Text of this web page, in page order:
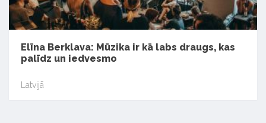
Elīna Berklava: Mūzika ir kā labs draugs, kas
palīdz un iedvesmo
Latvijā